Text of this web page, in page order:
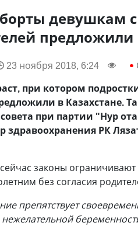
девушкам с
23 ноября 2018, 6:24
при котором
в Казахстане.
при партии "Нур
здравоохранения РК
законы ограничивают
без согласия
препятствует